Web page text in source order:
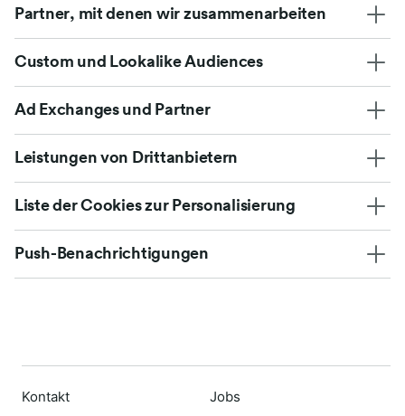
Partner, mit denen wir zusammenarbeiten
Custom und Lookalike Audiences
Ad Exchanges und Partner
Leistungen von Drittanbietern
Liste der Cookies zur Personalisierung
Push-Benachrichtigungen
Kontakt Jobs